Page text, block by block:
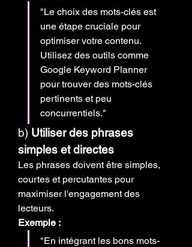
"Le choix des mots-clés est
une étape cruciale pour
optimiser votre contenu.
Utilisez des outils comme
Google Keyword Planner
pour trouver des mots-clés
pertinents et peu
concurrentiels."
b) Utiliser des phrases
simples et directes
Les phrases doivent être simples,
courtes et percutantes pour
maximiser l'engagement des
lecteurs.
Exemple :
"En intégrant les bons mots-